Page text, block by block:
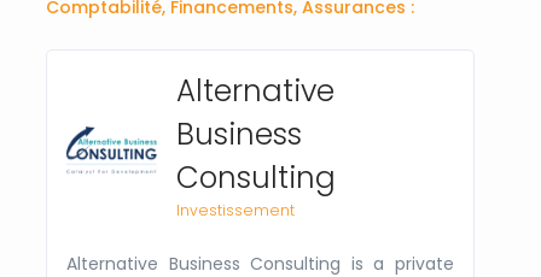
Comptabilité, Financements, Assurances :
Alternative
Business
Consulting
Investissement
Alternative Business Consulting is a private